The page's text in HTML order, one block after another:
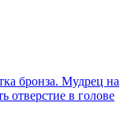
бронза. Мудрец на
отверстие в голове